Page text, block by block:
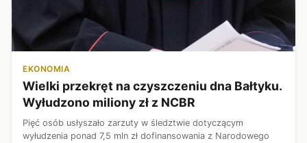
EKONOMIA
Wielki przekręt na czyszczeniu dna Bałtyku.
Wyłudzono miliony zł z NCBR
Pięć osób usłyszało zarzuty w śledztwie dotyczącym
wyłudzenia ponad 7,5 mln zł dofinansowania z Narodowego